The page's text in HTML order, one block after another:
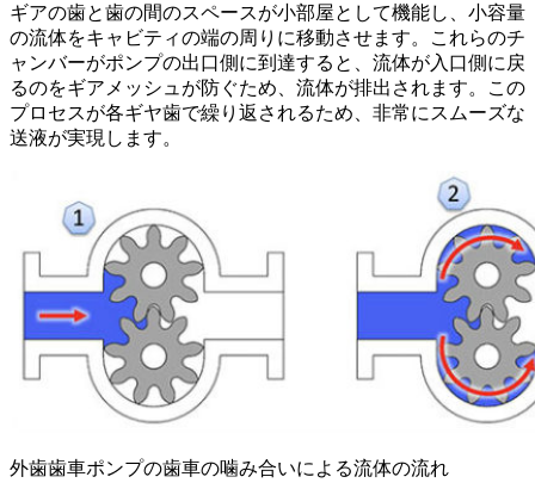
ギアの歯と歯の間のスペースが小部屋として機能し、小容量
の流体をキャビティの端の周りに移動させます。これらのチ
ャンバーがポンプの出口側に到達すると、流体が入口側に戻
るのをギアメッシュが防ぐため、流体が排出されます。この
プロセスが各ギヤ歯で繰り返されるため、非常にスムーズな
送液が実現します。
外歯歯車ポンプの歯車の噛み合いによる流体の流れ